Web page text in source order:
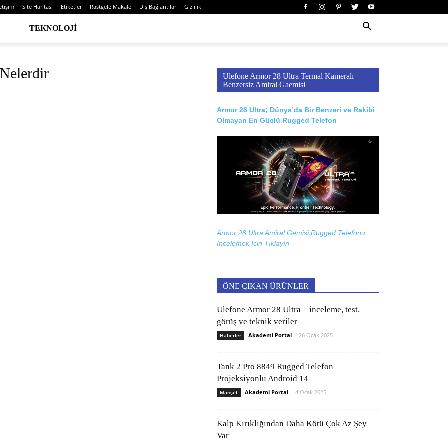
Site Haritası Etiketler Rastgele Makale Dış Bağlantılar Gizlilik
TEKNOLOJI
Ulefone Armor 28 Ultra Termal Kameralı
Benzersiz Amiral Gaemisi
Armor 28 Ultra; Dünya’da Bir Benzeri ve Rakibi
Olmayan En Güçlü Rugged Telefon
Armor 28 Ultra Amiral Gemisi Rugged Telefonu
İncelemek İçin Tıklayın
ÖNE ÇIKAN ÜRÜNLER
Ulefone Armor 28 Ultra – inceleme, test,
görüş ve teknik veriler
Haberler Akademi Portal - 26 Ocak 2025
Tank 2 Pro 8849 Rugged Telefon
Projeksiyonlu Android 14
Manşet Akademi Portal - 4 Ocak 2025
Kalp Kırıklığından Daha Kötü Çok Az Şey
Var